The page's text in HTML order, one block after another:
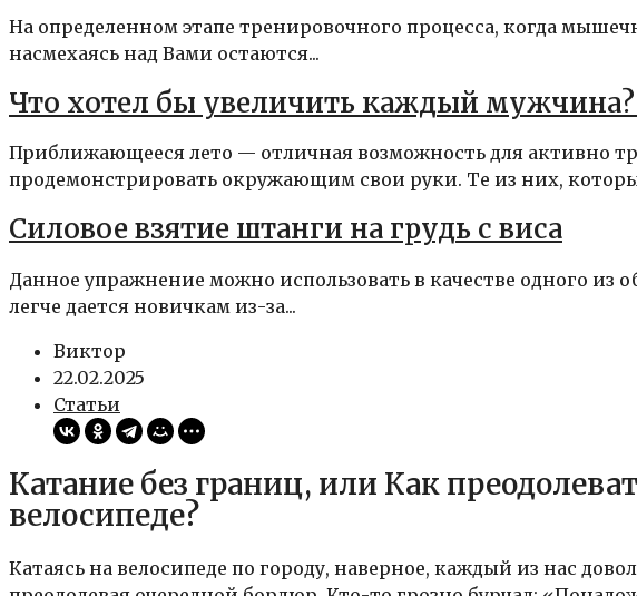
На определенном этапе тренировочного процесса, когда
насмехаясь над Вами остаются...
Что хотел бы увеличить каждый мужчина?
Приближающееся лето — отличная возможность для активно
продемонстрировать окружающим свои руки. Те из них,
Силовое взятие штанги на грудь с виса
Данное упражнение можно использовать в качестве одного из
легче дается новичкам из-за...
Виктор
22.02.2025
Статьи
Катание без границ, или Как
велосипеде?
Катаясь на велосипеде по городу, наверное, каждый из нас